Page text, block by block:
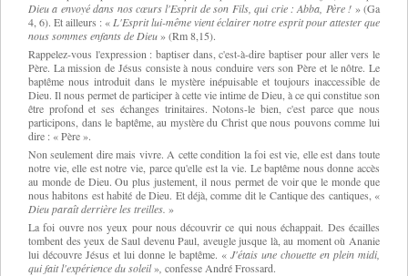
Dieu a envoyé dans nos cœurs l'Esprit de son Fils, qui crie : Abba, Père ! » (Ga
4, 6). Et ailleurs : « L'Esprit lui-même vient éclairer notre esprit pour attester que
nous sommes enfants de Dieu» (Rm 8,15).
Rappelez-vous l'expression : baptiser dans, c'est-à-dire baptiser pour aller vers le
Père. La mission de Jésus consiste à nous conduire vers son Père et le nôtre. Le
baptême nous introduit dans le mystère inépuisable et toujours inaccessible de
Dieu. Il nous permet de participer à cette vie intime de Dieu, à ce qui constitue son
être profond et ses échanges trinitaires. Notons-le bien, c'est parce que nous
participons, dans le baptême, au mystère du Christ que nous pouvons comme lui
dire : «Père ».
Non seulement dire mais vivre. A cette condition la foi est vie, elle est dans toute
notre vie, elle est notre vie, parce qu'elle est la vie. Le baptême nous donne accès
au monde de Dieu. Ou plus justement, il nous permet de voir que le monde que
nous habitons est habité de Dieu. Et déjà, comme dit le Cantique des cantiques, «
Dieu paraît derrière les treilles. »
La foi ouvre nos yeux pour nous découvrir ce qui nous échappait. Des écailles
tombent des yeux de Saul devenu Paul, aveugle jusque là, au moment où Ananie
lui découvre Jésus et lui donne le baptême. « J'étais une chouette en plein midi,
qui fait l'expérience du soleil» confesse André Frossard.